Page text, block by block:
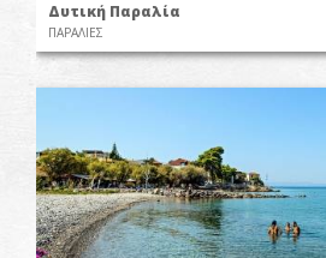
Δυτική Παραλία
ΠΑΡΑΛΙΕΣ